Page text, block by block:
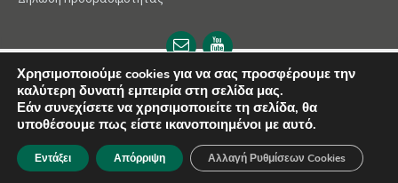
Email
url
YouTube
url
© 2025 Δήμος Αλεξάνδρειας | Powered byApogee
Χρησιμοποιούμε cookies για να σας προσφέρουμε την
καλύτερη δυνατή εμπειρία στη σελίδα μας.
Εάν συνεχίσετε να χρησιμοποιείτε τη σελίδα, θα
υποθέσουμε πως είστε ικανοποιημένοι με αυτό.
Εντάξει Απόρριψη Αλλαγή Ρυθμίσεων Cookies